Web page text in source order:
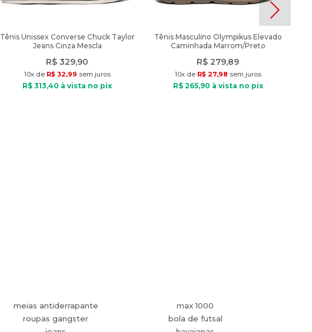
Tênis Unissex Converse Chuck Taylor
Jeans Cinza Mescla
R$ 329,90
10x de R$ 32,99 sem juros
R$ 313,40 à vista no pix
Tênis Masculino Olympikus Elevado
Caminhada Marrom/Preto
R$ 279,89
10x de R$ 27,98 sem juros
R$ 265,90 à vista no pix
meias antiderrapante
roupas gangster
max 1000
bola de futsal